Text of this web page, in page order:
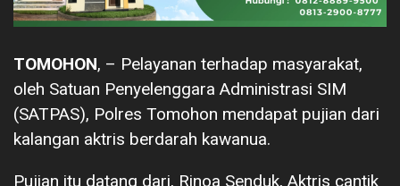
TOMOHON, – Pelayanan terhadap masyarakat,
oleh Satuan Penyelenggara Administrasi SIM
(SATPAS), Polres Tomohon mendapat pujian dari
kalangan aktris berdarah kawanua.
Pujian itu datang dari, Rinoa Senduk, Aktris cantik